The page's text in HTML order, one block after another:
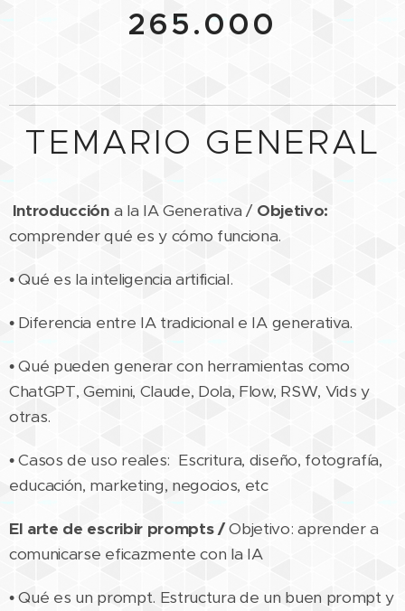
265.000
TEMARIO GENERAL
Introduccióna la IA Generativa / Objetivo:
comprender qué es y cómo funciona.
• Qué es la inteligencia artificial.
• Diferencia entre IA tradicional e IA generativa.
• Qué pueden generar con herramientas como
ChatGPT, Gemini, Claude, Dola, Flow, RSW, Vids y
otras.
• Casos de uso reales: Escritura, diseño, fotografía,
educación, marketing, negocios, etc
El arte de escribir prompts /Objetivo: aprender a
comunicarse eficazmente con la IA
• Qué es un prompt. Estructura de un buen prompt y